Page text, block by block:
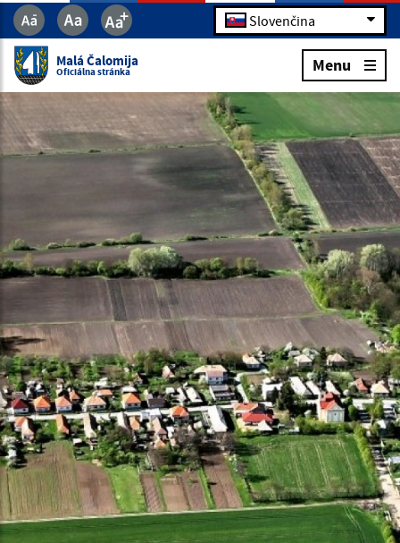
Slovenčina
Malá Čalomija
Oficiálna stránka Menu